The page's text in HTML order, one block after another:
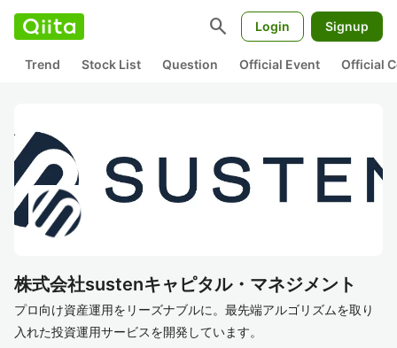
search Login Signup
Trend Stock List Question Official Event Official
株式会社sustenキャピタル・マネジメント
プロ向け資産運用をリーズナブルに。最先端アルゴリズムを取り
入れた投資運用サービスを開発しています。